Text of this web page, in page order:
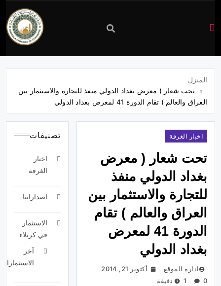
غرفة
كربلاء
المنزل
تحت شعار ( معرض بغداد الدولي منفذ للتجارة والاستثمار بين
العراق والعالم ) تقام الدورة 41 لمعرض بغداد الدولي
اخبار الغرفة
تحت شعار ( معرض
بغداد الدولي منفذ
للتجارة والاستثمار بين
العراق والعالم ) تقام
الدورة 41 لمعرض
بغداد الدولي
ادارة الموقع
أكتوبر 21, 2014
0
1 دقيقة
تصنيفات
اخبار
الغرفة
اصداراتنا
الاستثمار
في كربلاء
آخر
الاستثمارات